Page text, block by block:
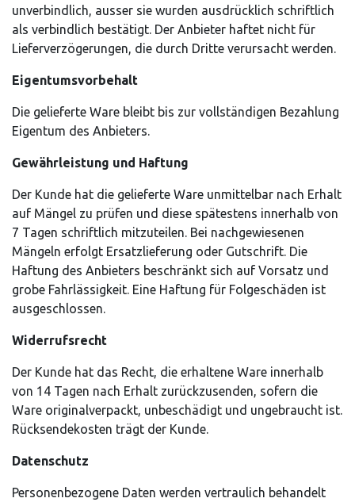
unverbindlich, ausser sie wurden ausdrücklich schriftlich
als verbindlich bestätigt. Der Anbieter haftet nicht für
Lieferverzögerungen, die durch Dritte verursacht werden.
Eigentumsvorbehalt
Die gelieferte Ware bleibt bis zur vollständigen Bezahlung
Eigentum des Anbieters.
Gewährleistung und Haftung
Der Kunde hat die gelieferte Ware unmittelbar nach Erhalt
auf Mängel zu prüfen und diese spätestens innerhalb von
7 Tagen schriftlich mitzuteilen. Bei nachgewiesenen
Mängeln erfolgt Ersatzlieferung oder Gutschrift. Die
Haftung des Anbieters beschränkt sich auf Vorsatz und
grobe Fahrlässigkeit. Eine Haftung für Folgeschäden ist
ausgeschlossen.
Widerrufsrecht
Der Kunde hat das Recht, die erhaltene Ware innerhalb
von 14 Tagen nach Erhalt zurückzusenden, sofern die
Ware originalverpackt, unbeschädigt und ungebraucht ist.
Rücksendekosten trägt der Kunde.
Datenschutz
Personenbezogene Daten werden vertraulich behandelt